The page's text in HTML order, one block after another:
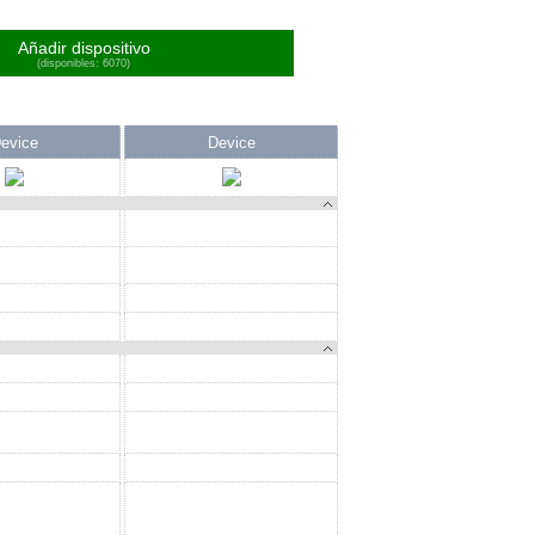
Añadir dispositivo
(disponibles: 6070)
Device